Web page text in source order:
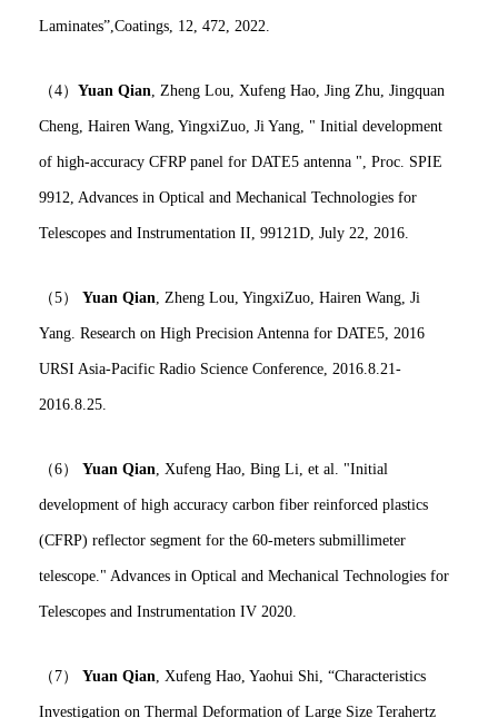
Laminates”,Coatings, 12, 472, 2022.
（4） Yuan Qian, Zheng Lou, Xufeng Hao, Jing Zhu, Jingquan
Cheng, Hairen Wang, YingxiZuo, Ji Yang, " Initial development
of high-accuracy CFRP panel for DATE5 antenna ", Proc. SPIE
9912, Advances in Optical and Mechanical Technologies for
Telescopes and Instrumentation II, 99121D, July 22, 2016.
（5） Yuan Qian, Zheng Lou, YingxiZuo, Hairen Wang, Ji
Yang. Research on High Precision Antenna for DATE5, 2016
URSI Asia-Pacific Radio Science Conference, 2016.8.21-
2016.8.25.
（6） Yuan Qian, Xufeng Hao, Bing Li, et al. "Initial
development of high accuracy carbon fiber reinforced plastics
(CFRP) reflector segment for the 60-meters submillimeter
telescope." Advances in Optical and Mechanical Technologies for
Telescopes and Instrumentation IV 2020.
（7） Yuan Qian, Xufeng Hao, Yaohui Shi, “Characteristics
Investigation on Thermal Deformation of Large Size Terahertz